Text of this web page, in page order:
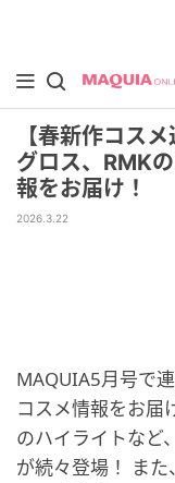
【春新作コス
グロス、RMK
報をお届け！
2026.3.22
MAQUIA5月号で
コスメ情報をお届
のハイライトなど
が続々登場！ ま